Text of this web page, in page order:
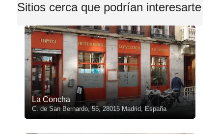
Sitios cerca que podrían interesarte
La Concha
C. de San Bernardo, 55, 28015 Madrid, España